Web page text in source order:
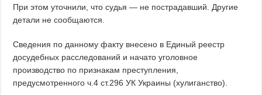
При этом уточнили, что судья — не пострадавший. Другие
детали не сообщаются.
Сведения по данному факту внесено в Единый реестр
досудебных расследований и начато уголовное
производство по признакам преступления,
предусмотренного ч.4 ст.296 УК Украины (хулиганство).